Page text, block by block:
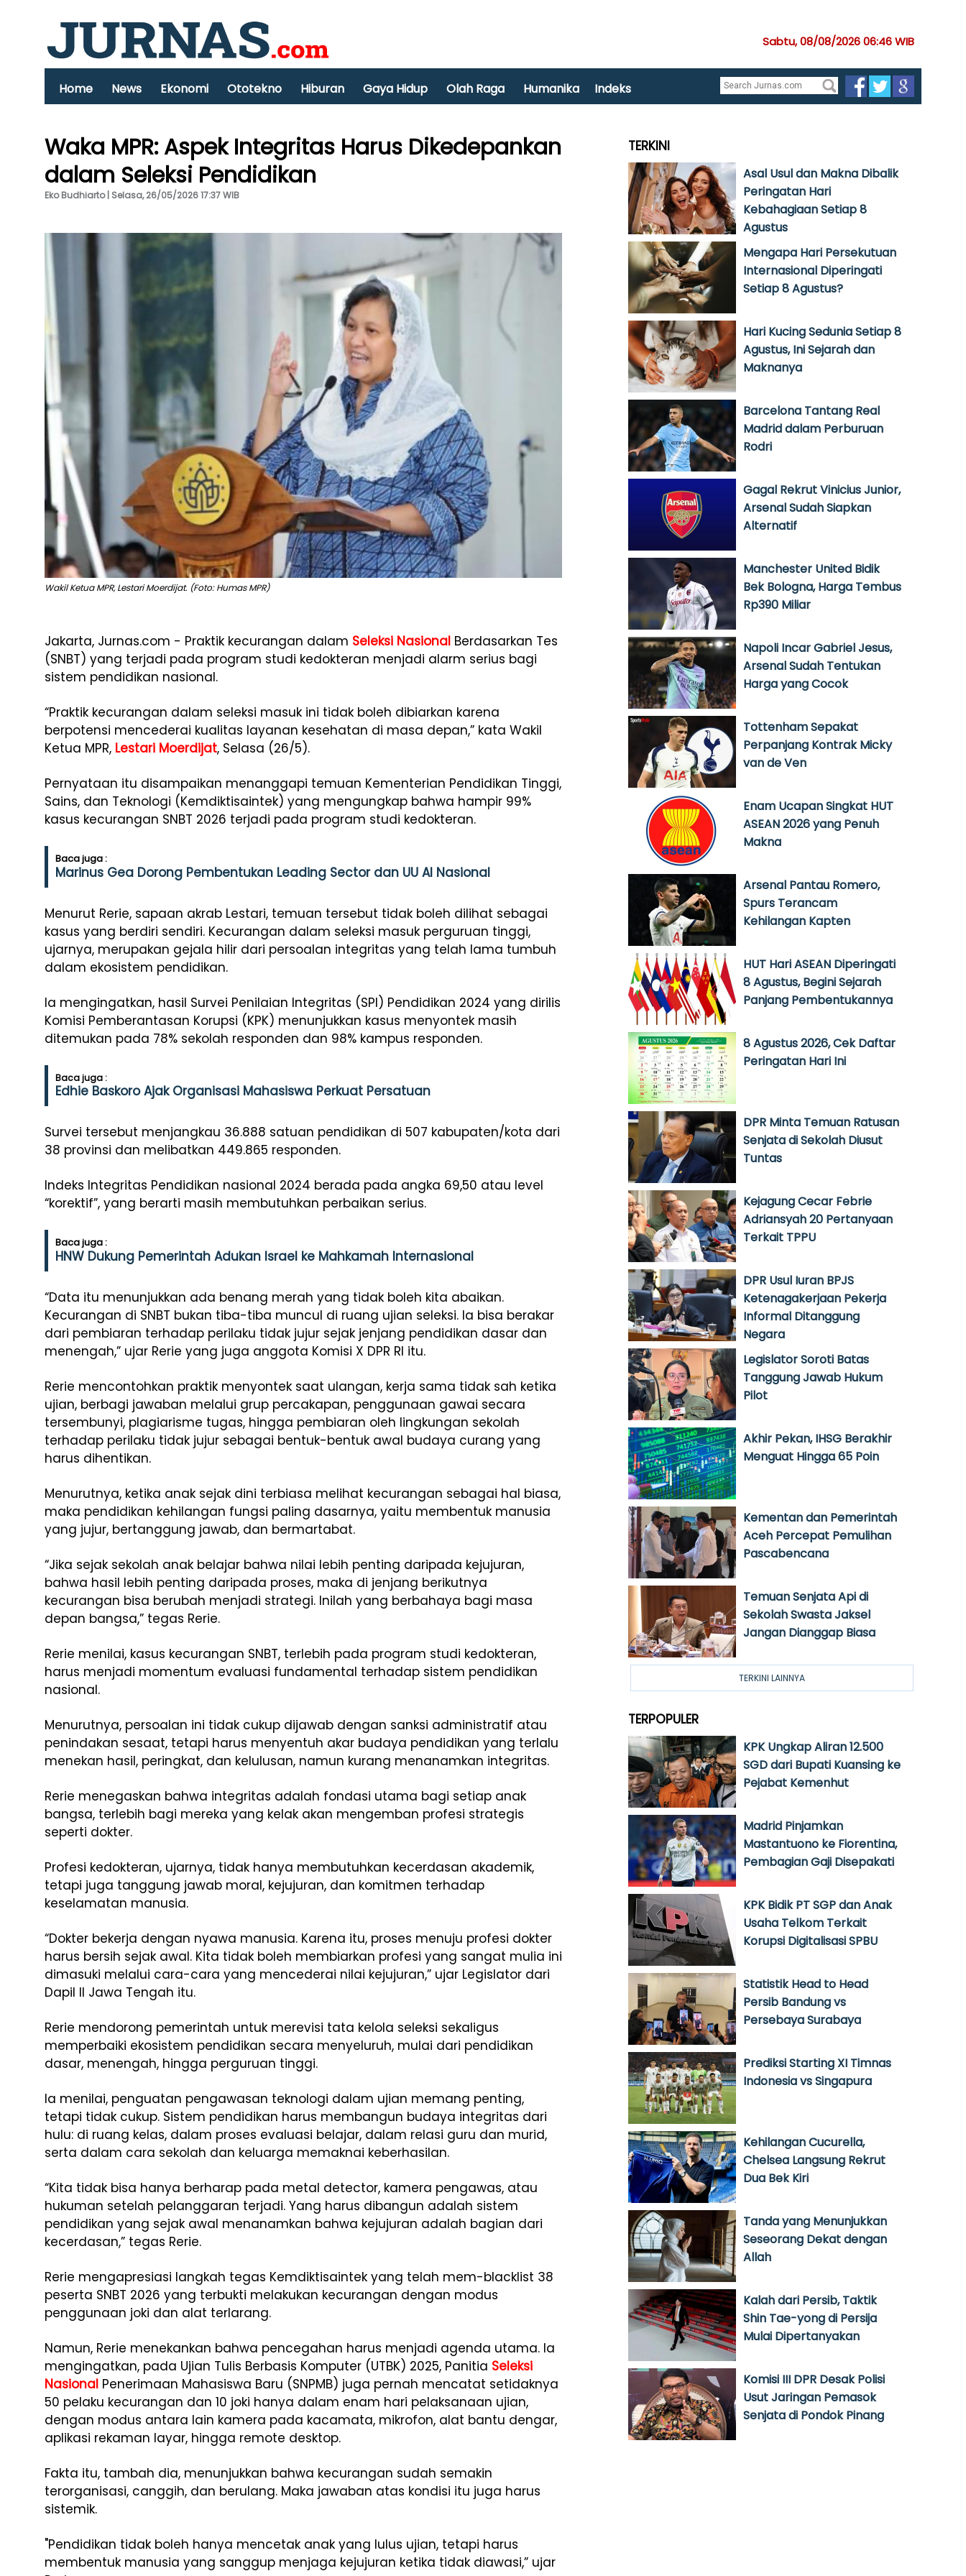
Sabtu, 08/08/2026 06:46 WIB
Home News Ekonomi Ototekno Hiburan Gaya Hidup Olah Raga Humanika Indeks
Waka MPR: Aspek Integritas Harus Dikedepankan
dalam Seleksi Pendidikan
Eko Budhiarto | Selasa, 26/05/2026 17:37 WIB
Wakil Ketua MPR, Lestari Moerdijat. (Foto: Humas MPR)
Jakarta, Jurnas.com - Praktik kecurangan dalam Seleksi Nasional Berdasarkan Tes
(SNBT) yang terjadi pada program studi kedokteran menjadi alarm serius bagi
sistem pendidikan nasional.
“Praktik kecurangan dalam seleksi masuk ini tidak boleh dibiarkan karena
berpotensi mencederai kualitas layanan kesehatan di masa depan,” kata Wakil
Ketua MPR, Lestari Moerdijat, Selasa (26/5).
Pernyataan itu disampaikan menanggapi temuan Kementerian Pendidikan Tinggi,
Sains, dan Teknologi (Kemdiktisaintek) yang mengungkap bahwa hampir 99%
kasus kecurangan SNBT 2026 terjadi pada program studi kedokteran.
Baca juga :
Marinus Gea Dorong Pembentukan Leading Sector dan UU AI Nasional
Menurut Rerie, sapaan akrab Lestari, temuan tersebut tidak boleh dilihat sebagai
kasus yang berdiri sendiri. Kecurangan dalam seleksi masuk perguruan tinggi,
ujarnya, merupakan gejala hilir dari persoalan integritas yang telah lama tumbuh
dalam ekosistem pendidikan.
Ia mengingatkan, hasil Survei Penilaian Integritas (SPI) Pendidikan 2024 yang dirilis
Komisi Pemberantasan Korupsi (KPK) menunjukkan kasus menyontek masih
ditemukan pada 78% sekolah responden dan 98% kampus responden.
Baca juga :
Edhie Baskoro Ajak Organisasi Mahasiswa Perkuat Persatuan
Survei tersebut menjangkau 36.888 satuan pendidikan di 507 kabupaten/kota dari
38 provinsi dan melibatkan 449.865 responden.
Indeks Integritas Pendidikan nasional 2024 berada pada angka 69,50 atau level
“korektif”, yang berarti masih membutuhkan perbaikan serius.
Baca juga :
HNW Dukung Pemerintah Adukan Israel ke Mahkamah Internasional
“Data itu menunjukkan ada benang merah yang tidak boleh kita abaikan.
Kecurangan di SNBT bukan tiba-tiba muncul di ruang ujian seleksi. Ia bisa berakar
dari pembiaran terhadap perilaku tidak jujur sejak jenjang pendidikan dasar dan
menengah,” ujar Rerie yang juga anggota Komisi X DPR RI itu.
Rerie mencontohkan praktik menyontek saat ulangan, kerja sama tidak sah ketika
ujian, berbagi jawaban melalui grup percakapan, penggunaan gawai secara
tersembunyi, plagiarisme tugas, hingga pembiaran oleh lingkungan sekolah
terhadap perilaku tidak jujur sebagai bentuk-bentuk awal budaya curang yang
harus dihentikan.
Menurutnya, ketika anak sejak dini terbiasa melihat kecurangan sebagai hal biasa,
maka pendidikan kehilangan fungsi paling dasarnya, yaitu membentuk manusia
yang jujur, bertanggung jawab, dan bermartabat.
“Jika sejak sekolah anak belajar bahwa nilai lebih penting daripada kejujuran,
bahwa hasil lebih penting daripada proses, maka di jenjang berikutnya
kecurangan bisa berubah menjadi strategi. Inilah yang berbahaya bagi masa
depan bangsa,” tegas Rerie.
Rerie menilai, kasus kecurangan SNBT, terlebih pada program studi kedokteran,
harus menjadi momentum evaluasi fundamental terhadap sistem pendidikan
nasional.
Menurutnya, persoalan ini tidak cukup dijawab dengan sanksi administratif atau
penindakan sesaat, tetapi harus menyentuh akar budaya pendidikan yang terlalu
menekan hasil, peringkat, dan kelulusan, namun kurang menanamkan integritas.
Rerie menegaskan bahwa integritas adalah fondasi utama bagi setiap anak
bangsa, terlebih bagi mereka yang kelak akan mengemban profesi strategis
seperti dokter.
Profesi kedokteran, ujarnya, tidak hanya membutuhkan kecerdasan akademik,
tetapi juga tanggung jawab moral, kejujuran, dan komitmen terhadap
keselamatan manusia.
“Dokter bekerja dengan nyawa manusia. Karena itu, proses menuju profesi dokter
harus bersih sejak awal. Kita tidak boleh membiarkan profesi yang sangat mulia ini
dimasuki melalui cara-cara yang mencederai nilai kejujuran,” ujar Legislator dari
Dapil II Jawa Tengah itu.
Rerie mendorong pemerintah untuk merevisi tata kelola seleksi sekaligus
memperbaiki ekosistem pendidikan secara menyeluruh, mulai dari pendidikan
dasar, menengah, hingga perguruan tinggi.
Ia menilai, penguatan pengawasan teknologi dalam ujian memang penting,
tetapi tidak cukup. Sistem pendidikan harus membangun budaya integritas dari
hulu: di ruang kelas, dalam proses evaluasi belajar, dalam relasi guru dan murid,
serta dalam cara sekolah dan keluarga memaknai keberhasilan.
“Kita tidak bisa hanya berharap pada metal detector, kamera pengawas, atau
hukuman setelah pelanggaran terjadi. Yang harus dibangun adalah sistem
pendidikan yang sejak awal menanamkan bahwa kejujuran adalah bagian dari
kecerdasan,” tegas Rerie.
Rerie mengapresiasi langkah tegas Kemdiktisaintek yang telah mem-blacklist 38
peserta SNBT 2026 yang terbukti melakukan kecurangan dengan modus
penggunaan joki dan alat terlarang.
Namun, Rerie menekankan bahwa pencegahan harus menjadi agenda utama. Ia
mengingatkan, pada Ujian Tulis Berbasis Komputer (UTBK) 2025, Panitia Seleksi
Nasional Penerimaan Mahasiswa Baru (SNPMB) juga pernah mencatat setidaknya
50 pelaku kecurangan dan 10 joki hanya dalam enam hari pelaksanaan ujian,
dengan modus antara lain kamera pada kacamata, mikrofon, alat bantu dengar,
aplikasi rekaman layar, hingga remote desktop.
Fakta itu, tambah dia, menunjukkan bahwa kecurangan sudah semakin
terorganisasi, canggih, dan berulang. Maka jawaban atas kondisi itu juga harus
sistemik.
"Pendidikan tidak boleh hanya mencetak anak yang lulus ujian, tetapi harus
membentuk manusia yang sanggup menjaga kejujuran ketika tidak diawasi,” ujar
TERKINI
Asal Usul dan Makna Dibalik
Peringatan Hari
Kebahagiaan Setiap 8
Agustus
Mengapa Hari Persekutuan
Internasional Diperingati
Setiap 8 Agustus?
Hari Kucing Sedunia Setiap 8
Agustus, Ini Sejarah dan
Maknanya
Barcelona Tantang Real
Madrid dalam Perburuan
Rodri
Gagal Rekrut Vinicius Junior,
Arsenal Sudah Siapkan
Alternatif
Manchester United Bidik
Bek Bologna, Harga Tembus
Rp390 Miliar
Napoli Incar Gabriel Jesus,
Arsenal Sudah Tentukan
Harga yang Cocok
Tottenham Sepakat
Perpanjang Kontrak Micky
van de Ven
Enam Ucapan Singkat HUT
ASEAN 2026 yang Penuh
Makna
Arsenal Pantau Romero,
Spurs Terancam
Kehilangan Kapten
HUT Hari ASEAN Diperingati
8 Agustus, Begini Sejarah
Panjang Pembentukannya
8 Agustus 2026, Cek Daftar
Peringatan Hari Ini
DPR Minta Temuan Ratusan
Senjata di Sekolah Diusut
Tuntas
Kejagung Cecar Febrie
Adriansyah 20 Pertanyaan
Terkait TPPU
DPR Usul Iuran BPJS
Ketenagakerjaan Pekerja
Informal Ditanggung
Negara
Legislator Soroti Batas
Tanggung Jawab Hukum
Pilot
Akhir Pekan, IHSG Berakhir
Menguat Hingga 65 Poin
Kementan dan Pemerintah
Aceh Percepat Pemulihan
Pascabencana
Temuan Senjata Api di
Sekolah Swasta Jaksel
Jangan Dianggap Biasa
TERKINI LAINNYA
TERPOPULER
KPK Ungkap Aliran 12.500
SGD dari Bupati Kuansing ke
Pejabat Kemenhut
Madrid Pinjamkan
Mastantuono ke Fiorentina,
Pembagian Gaji Disepakati
KPK Bidik PT SGP dan Anak
Usaha Telkom Terkait
Korupsi Digitalisasi SPBU
Statistik Head to Head
Persib Bandung vs
Persebaya Surabaya
Prediksi Starting XI Timnas
Indonesia vs Singapura
Kehilangan Cucurella,
Chelsea Langsung Rekrut
Dua Bek Kiri
Tanda yang Menunjukkan
Seseorang Dekat dengan
Allah
Kalah dari Persib, Taktik
Shin Tae-yong di Persija
Mulai Dipertanyakan
Komisi III DPR Desak Polisi
Usut Jaringan Pemasok
Senjata di Pondok Pinang